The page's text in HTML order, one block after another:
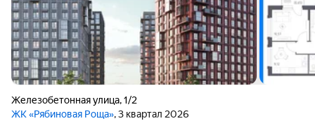
Железобетонная улица,1/2
ЖК «Рябиновая Роща», 3 квартал 2026